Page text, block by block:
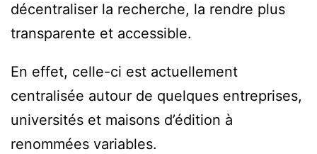
décentraliser la recherche, la rendre plus
transparente et accessible.
En effet, celle-ci est actuellement
centralisée autour de quelques entreprises,
universités et maisons d’édition à
renommées variables.